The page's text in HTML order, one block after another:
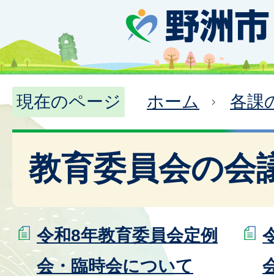
現在のページ ホーム 各課
教育委員会の会
令和8年教育委員会定例
会・臨時会について